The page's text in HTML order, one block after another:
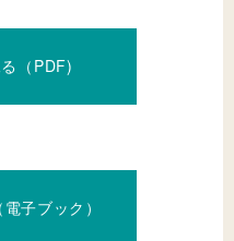
（PDF)
子ブック）